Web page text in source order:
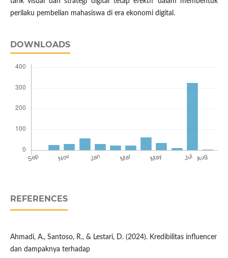
perilaku pembelian mahasiswa di era ekonomi digital.
DOWNLOADS
REFERENCES
Ahmadi, A., Santoso, R., & Lestari, D. (2024). Kredibilitas influencer
dan dampaknya terhadap